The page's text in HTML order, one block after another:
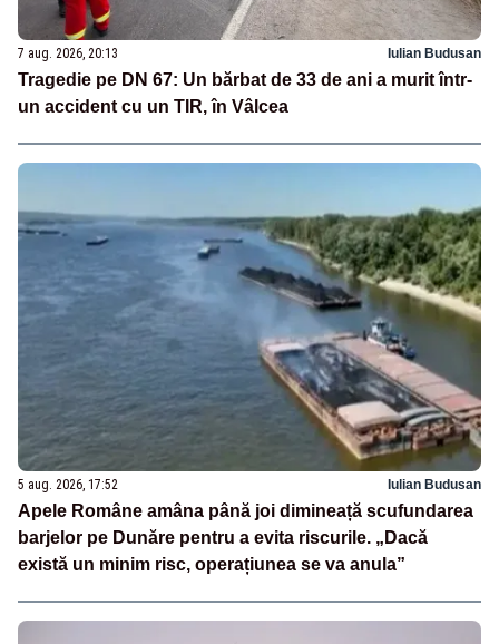
7 aug. 2026, 20:13 Iulian Budusan
Tragedie pe DN 67: Un bărbat de 33 de ani a murit într-
un accident cu un TIR, în Vâlcea
5 aug. 2026, 17:52 Iulian Budusan
Apele Române amâna până joi dimineață scufundarea
barjelor pe Dunăre pentru a evita riscurile. „Dacă
există un minim risc, operațiunea se va anula”